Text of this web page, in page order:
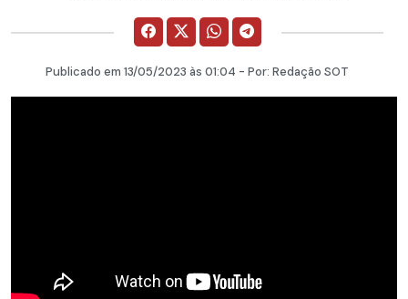
Publicado em 13/05/2023 às 01:04 - Por: Redação SOT